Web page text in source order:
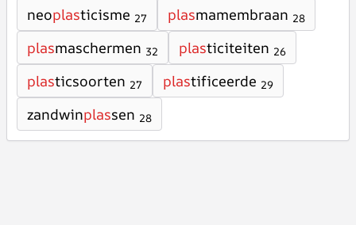
neoplasticisme 27 plasmamembraan 28
plasmaschermen 32 plasticiteiten 26
plasticsoorten 27 plastificeerde 29
zandwinplassen 28